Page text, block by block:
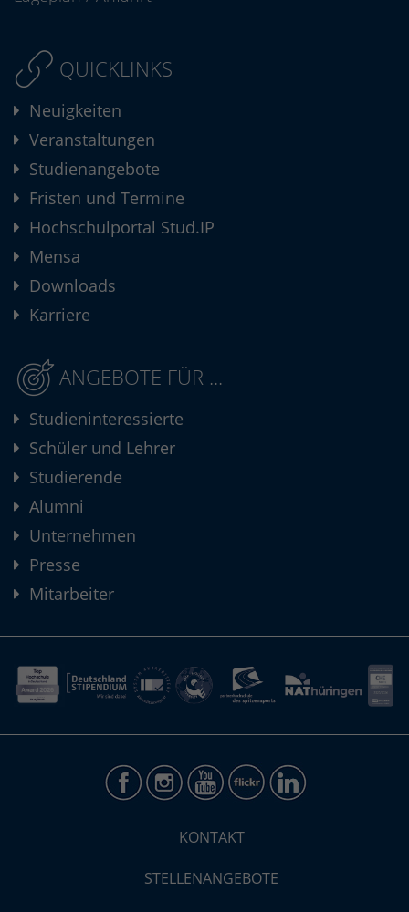
QUICKLINKS
Neuigkeiten
Veranstaltungen
Studienangebote
Fristen und Termine
Hochschulportal Stud.IP
Mensa
Downloads
Karriere
ANGEBOTE FÜR ...
Studieninteressierte
Schüler und Lehrer
Studierende
Alumni
Unternehmen
Presse
Mitarbeiter
KONTAKT
STELLENANGEBOTE